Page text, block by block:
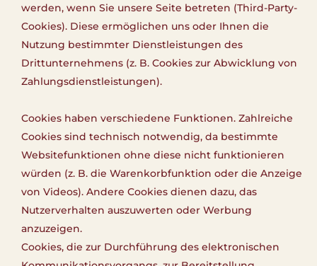
werden, wenn Sie unsere Seite betreten (Third-Party-
Cookies). Diese ermöglichen uns oder Ihnen die
Nutzung bestimmter Dienstleistungen des
Drittunternehmens (z. B. Cookies zur Abwicklung von
Zahlungsdienstleistungen).
Cookies haben verschiedene Funktionen. Zahlreiche
Cookies sind technisch notwendig, da bestimmte
Websitefunktionen ohne diese nicht funktionieren
würden (z. B. die Warenkorbfunktion oder die Anzeige
von Videos). Andere Cookies dienen dazu, das
Nutzerverhalten auszuwerten oder Werbung
anzuzeigen.
Cookies, die zur Durchführung des elektronischen